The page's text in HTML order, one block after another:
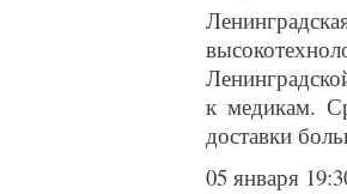
к медикам.
доставки
05 января